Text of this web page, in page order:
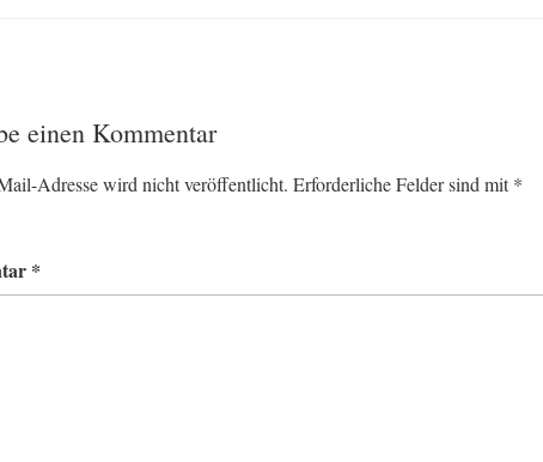
einen Kommentar
Adresse wird nicht veröffentlicht. Erforderliche Felder sind mit*
*